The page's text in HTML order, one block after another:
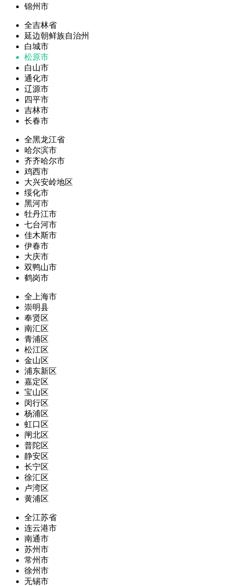
锦州市
全吉林省
延边朝鲜族自治州
白城市
松原市
白山市
通化市
辽源市
四平市
吉林市
长春市
全黑龙江省
哈尔滨市
齐齐哈尔市
鸡西市
大兴安岭地区
绥化市
黑河市
牡丹江市
七台河市
佳木斯市
伊春市
大庆市
双鸭山市
鹤岗市
全上海市
崇明县
奉贤区
南汇区
青浦区
松江区
金山区
浦东新区
嘉定区
宝山区
闵行区
杨浦区
虹口区
闸北区
普陀区
静安区
长宁区
徐汇区
卢湾区
黄浦区
全江苏省
连云港市
南通市
苏州市
常州市
徐州市
无锡市